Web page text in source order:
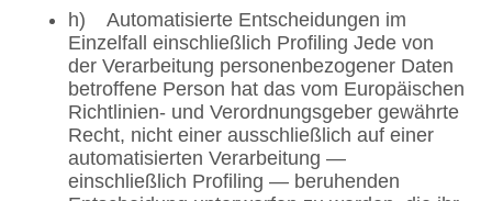
h) Automatisierte Entscheidungen im
Einzelfall einschließlich Profiling Jede von
der Verarbeitung personenbezogener Daten
betroffene Person hat das vom Europäischen
Richtlinien- und Verordnungsgeber gewährte
Recht, nicht einer ausschließlich auf einer
automatisierten Verarbeitung —
einschließlich Profiling — beruhenden